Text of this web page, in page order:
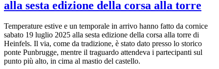
alla sesta edizione della corsa alla torre
Temperature estive e un temporale in arrivo hanno fatto da cornice
sabato 19 luglio 2025 alla sesta edizione della corsa alla torre di
Heinfels. Il via, come da tradizione, è stato dato presso lo storico
ponte Punbrugge, mentre il traguardo attendeva i partecipanti sul
punto più alto, in cima al mastio del castello.